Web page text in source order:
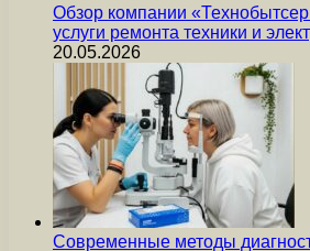
Обзор компании
услуги ремонта техники и
20.05.2026
Современные методы